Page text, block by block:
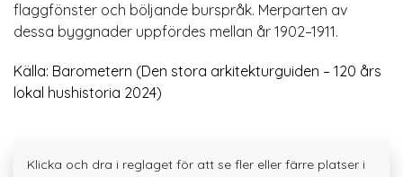
flaggfönster och böljande burspråk. Merparten av
dessa byggnader uppfördes mellan år 1902–1911.
Källa: Barometern (Den stora arkitekturguiden – 120 års
lokal hushistoria 2024)
Klicka och dra i reglaget för att se fler eller färre platser i